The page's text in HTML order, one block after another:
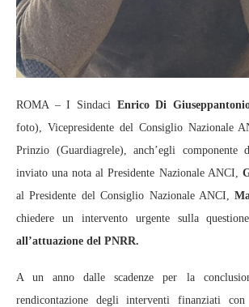
ROMA – I Sindaci Enrico Di
foto), Vicepresidente del Consiglio Nazionale
Prinzio (Guardiagrele), anch’egli componente
inviato una nota al Presidente Nazionale ANCI,
al Presidente del Consiglio Nazionale ANCI,
chiedere un intervento urgente sulla
all’attuazione del PNRR.
A un anno dalle scadenze per la
rendicontazione degli interventi finanziati